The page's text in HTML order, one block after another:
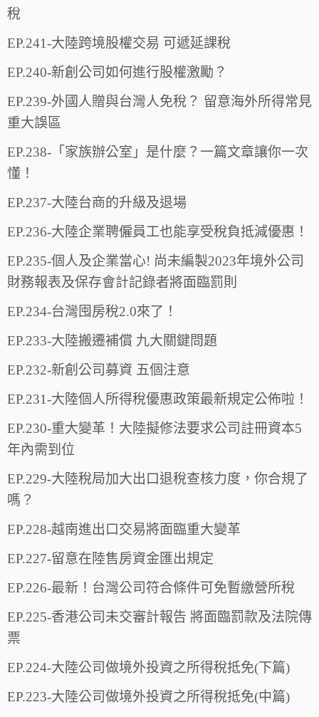
稅
EP.241-大陸跨境股權交易 可遞延課稅
EP.240-新創公司如何進行股權激勵？
EP.239-外國人贈與台灣人免稅？ 留意海外所得常見
重大誤區
EP.238-「家族辦公室」是什麼？一篇文章讓你一次
懂！
EP.237-大陸台商的升級及退場
EP.236-大陸企業聘僱員工也能享受稅負抵減優惠！
EP.235-個人及企業當心! 尚未編製2023年境外公司
財務報表及保存會計記錄者將面臨罰則
EP.234-台灣囤房稅2.0來了！
EP.233-大陸搬遷補償 九大關鍵問題
EP.232-新創公司募資 五個注意
EP.231-大陸個人所得稅優惠政策最新規定公佈啦！
EP.230-重大變革！大陸擬修法要求公司註冊資本5
年內需到位
EP.229-大陸稅局加大出口退稅查核力度，你合規了
嗎？
EP.228-越南進出口交易將面臨重大變革
EP.227-留意在陸售房資金匯出規定
EP.226-最新！台灣公司符合條件可免暫繳營所稅
EP.225-香港公司未交審計報告 將面臨罰款及法院傳
票
EP.224-大陸公司做境外投資之所得稅抵免(下篇)
EP.223-大陸公司做境外投資之所得稅抵免(中篇)